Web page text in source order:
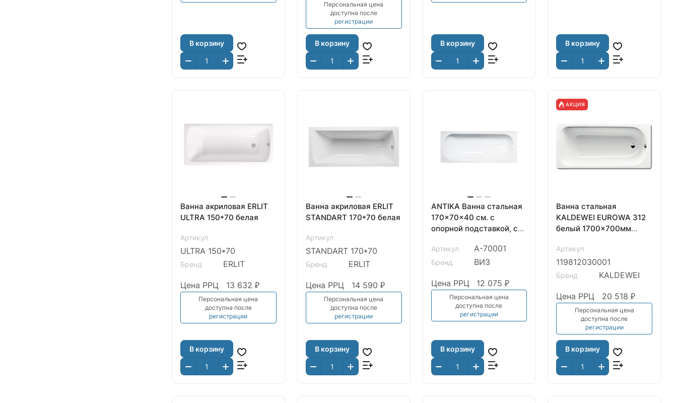
В корзину
Персональная цена
доступна после
регистрации
В корзину В корзину В корзину
Ванна акриловая ERLIT
ULTRA 150*70 белая
Артикул
ULTRA 150*70
Бренд ERLIT
Цена РРЦ 13 632 ₽
Персональная цена
доступна после
регистрации
В корзину
Ванна акриловая ERLIT
STANDART 170*70 белая
Артикул
STANDART 170*70
Бренд ERLIT
Цена РРЦ 14 590 ₽
Персональная цена
доступна после
регистрации
В корзину
ANTIKA Ванна стальная
170x70x40 cм. с
опорной подставкой, с
ВИЗ
Артикул A-70001
Бренд ВИЗ
Цена РРЦ 12 075 ₽
Персональная цена
доступна после
регистрации
В корзину
АКЦИЯ
Ванна стальная
KALDEWEI EUROWA 312
белый 1700x700мм
Артикул
119812030001
Бренд KALDEWEI
Цена РРЦ 20 518 ₽
Персональная цена
доступна после
регистрации
В корзину